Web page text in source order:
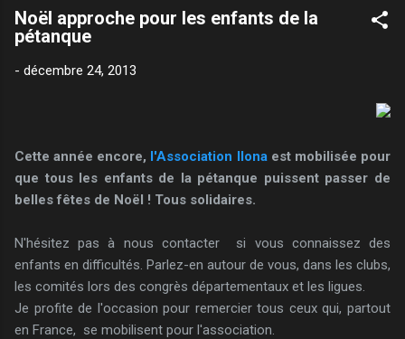
Noël approche pour les enfants de la
pétanque
- décembre 24, 2013
Cette année encore, l'Association Ilonaest mobilisée pour
que tous les enfants de la pétanque puissent passer de
belles fêtes de Noël ! Tous solidaires.
N'hésitez pas à nous contacter si vous connaissez des
enfants en difficultés. Parlez-en autour de vous, dans les clubs,
les comités lors des congrès départementaux et les ligues.
Je profite de l'occasion pour remercier tous ceux qui, partout
en France, se mobilisent pour l'association.